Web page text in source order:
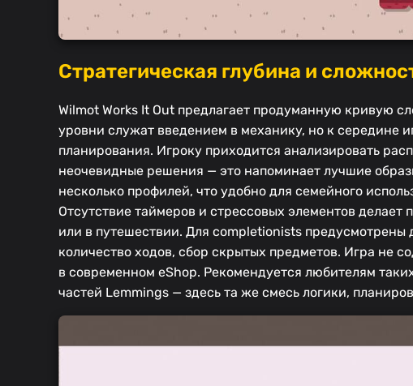
Стратегическая глубина и
Wilmot Works It Out предлагает продуманную кривую
уровни служат введением в механику, но к середине
планирования. Игроку приходится анализировать
неочевидные решения — это напоминает лучшие
несколько профилей, что удобно для семейного
Отсутствие таймеров и стрессовых элементов делает
или в путешествии. Для completionists
количество ходов, сбор скрытых предметов. Игра не
в современном eShop. Рекомендуется любителям
частей Lemmings — здесь та же смесь логики,